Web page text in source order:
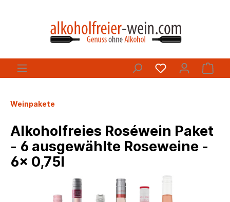
Weinpakete
Alkoholfreies Roséwein Paket
- 6 ausgewählte Roseweine -
6x 0,75l